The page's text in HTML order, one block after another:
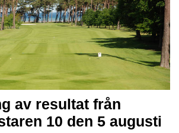
av resultat från
10 den 5 augusti